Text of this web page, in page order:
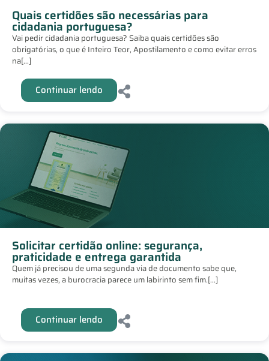
Quais certidões são necessárias para
cidadania portuguesa?
Vai pedir cidadania portuguesa? Saiba quais certidões são
obrigatórias, o que é Inteiro Teor, Apostilamento e como evitar erros
na[...]
Continuar lendo
Solicitar certidão online: segurança,
praticidade e entrega garantida
Quem já precisou de uma segunda via de documento sabe que,
muitas vezes, a burocracia parece um labirinto sem fim.[...]
Continuar lendo